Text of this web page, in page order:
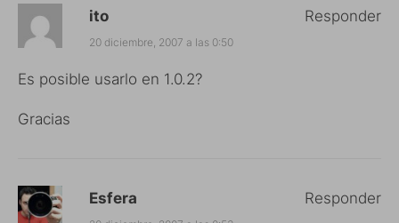
ito
20 diciembre, 2007 a las 0:50
Es posible usarlo en 1.0.2?
Gracias
Responder
Esfera Responder